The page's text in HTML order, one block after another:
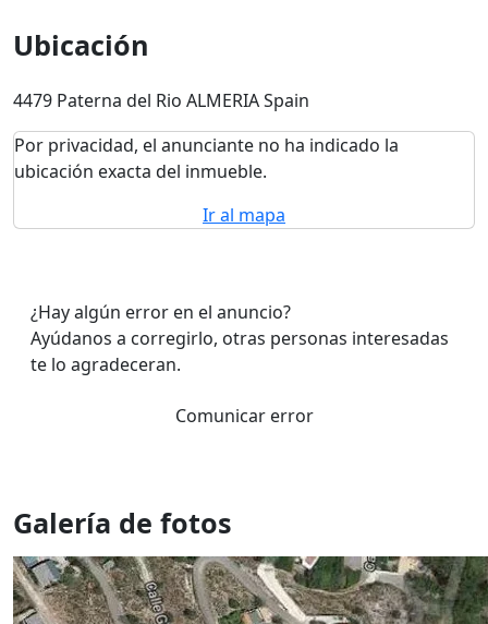
Ubicación
4479 Paterna del Rio ALMERIA Spain
Por privacidad, el anunciante no ha indicado la
ubicación exacta del inmueble.
Ir al mapa
¿Hay algún error en el anuncio?
Ayúdanos a corregirlo, otras personas interesadas
te lo agradeceran.
Comunicar error
Galería de fotos